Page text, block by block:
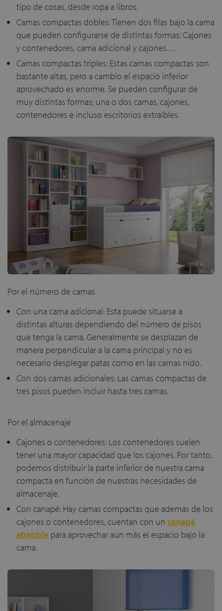
tipo de cosas, desde ropa a libros.
Camas compactas dobles: Tienen dos filas bajo la cama
que pueden configurarse de distintas formas: Cajones
y contenedores, cama adicional y cajones…
Camas compactas triples: Estas camas compactas son
bastante altas, pero a cambio el espacio inferior
aprovechado es enorme. Se pueden configurar de
muy distintas formas; una o dos camas, cajones,
contenedores e incluso escritorios extraíbles.
Por el número de camas
Con una cama adicional: Esta puede situarse a
distintas alturas dependiendo del número de pisos
que tenga la cama. Generalmente se desplazan de
manera perpendicular a la cama principal y no es
necesario desplegar patas como en las camas nido.
Con dos camas adicionales: Las camas compactas de
tres pisos pueden incluir hasta tres camas.
Por el almacenaje
Cajones o contenedores: Los contenedores suelen
tener una mayor capacidad que los cajones. Por tanto,
podemos distribuir la parte inferior de nuestra cama
compacta en función de nuestras necesidades de
almacenaje.
Con canapé: Hay camas compactas que además de los
cajones o contenedores, cuentan con un canapé
abatible para aprovechar aún más el espacio bajo la
cama.